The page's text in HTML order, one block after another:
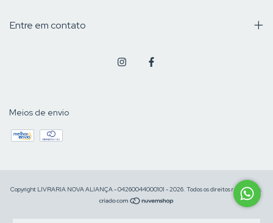
Entre em contato
Meios de envio
Copyright LIVRARIA NOVA ALIANÇA - 04260044000101 - 2026. Todos os direitos reservados.